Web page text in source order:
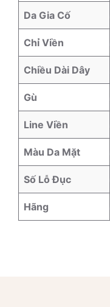
Da Gia Cố
Chỉ Viền
Chiều Dài Dây
Gù
Line Viền
Màu Da Mặt
Số Lỗ Đục
Hãng